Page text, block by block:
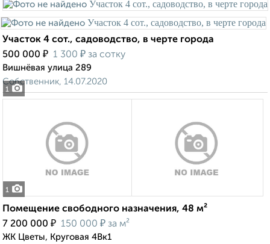
1
Участок 4 сот., садоводство, в черте города
500 000 ₽ 1 300 ₽ за сотку
Вишнёвая улица 289
Собственник, 14.07.2020
1
Помещение свободного назначения, 48 м²
7 200 000 ₽ 150 000 ₽ за м²
ЖК Цветы, Круговая 4Вк1